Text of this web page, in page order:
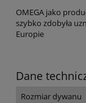
OMEGA jako
szybko zdobyła
Europie
Dane
Rozmiar dywanu